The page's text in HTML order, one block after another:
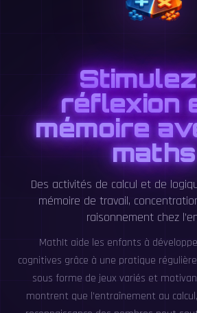
réflexion
mémoire
maths
Des activités de calcul et de
mémoire de travail,
raisonnement chez
MathIt aide les enfants à
cognitives grâce à une pratique
sous forme de jeux variés et
montrent que l’entraînement au